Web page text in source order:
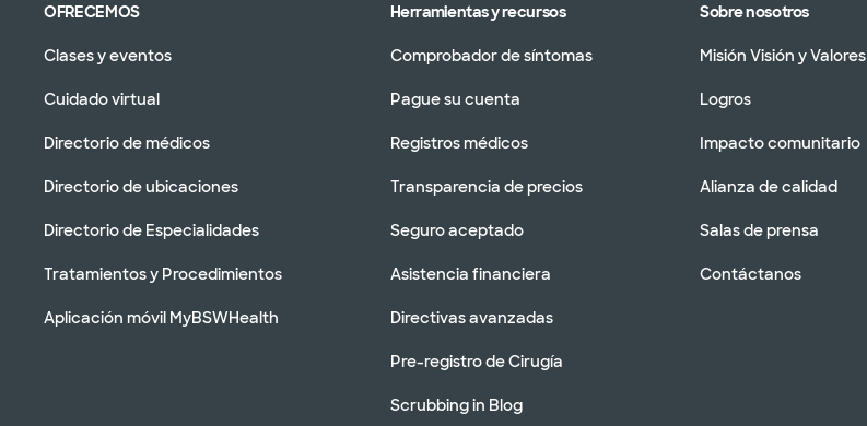
OFRECEMOS
Clases y eventos
Cuidado virtual
Directorio de médicos
Directorio de ubicaciones
Directorio de Especialidades
Tratamientos y Procedimientos
Aplicación móvil MyBSWHealth
Herramientas y recursos
Comprobador de síntomas
Pague su cuenta
Registros médicos
Transparencia de precios
Seguro aceptado
Asistencia financiera
Directivas avanzadas
Pre-registro de Cirugía
Scrubbing in Blog
Sobre nosotros
Misión Visión y Valores
Logros
Impacto comunitario
Alianza de calidad
Salas de prensa
Contáctanos